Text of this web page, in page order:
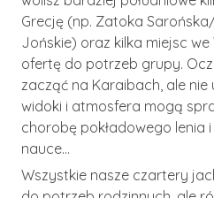
Grecję (np. Zatoka
Jońskie) oraz kilka miejsc
ofertę do potrzeb grupy.
zacząć na Karaibach, ale
widoki i atmosfera mogą
chorobę pokładowego lenia
nauce…
Wszystkie nasze czartery